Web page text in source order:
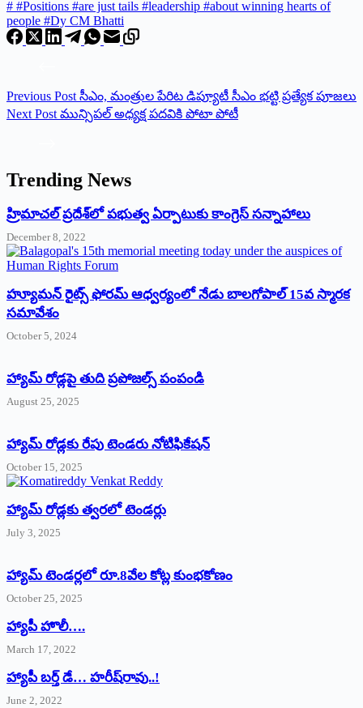
# #Positions #are just tails #leadership #about winning hearts of
people #Dy CM Bhatti
Previous Post సీఎం, మంత్రుల పేరిట డిప్యూటీ సీఎం భట్టి ప్రత్యేక పూజలు
Next Post మున్సిపల్ అధ్యక్ష ప‌ద‌వికి పోటా పోటీ
Trending News
‌హ్రిమాచల్‌ ‌ప్రదేశ్‌లో పభుత్వ ఏర్పాటుకు కాంగ్రెస్‌ ‌సన్నాహాలు
December 8, 2022
హ్యూమన్‌ రైట్స్‌ ఫోరమ్‌ ఆధ్వర్యంలో నేడు బాలగోపాల్‌ 15వ స్మారక
సమావేశం
October 5, 2024
హ్యామ్‌ రోడ్లపై తుది ప్రపోజల్స్‌ పంపండి
August 25, 2025
హ్యామ్‌ రోడ్లకు రేపు టెండరు నోటిఫికేషన్‌
October 15, 2025
హ్యామ్‌ రోడ్లకు త్వరలో టెండర్లు
July 3, 2025
హ్యామ్‌ ‌టెండర్లలో రూ.8వేల కోట్ల కుంభకోణం
October 25, 2025
హ్యాపీ హొలీ….
March 17, 2022
హ్యాపీ బర్త్ ‌డే… హరీష్‌రావు..!
June 2, 2022